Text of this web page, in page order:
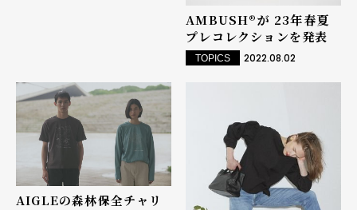
AMBUSH®︎が 23年春夏
プレコレクションを発表
TOPICS 2022.08.02
AIGLEの森林保全チャリ